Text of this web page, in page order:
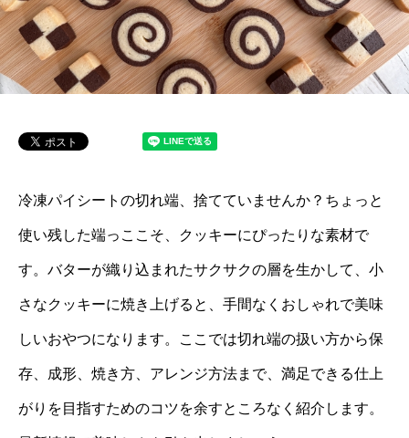
冷凍パイシートの切れ端、捨てていませんか？ちょっと
使い残した端っここそ、クッキーにぴったりな素材で
す。バターが織り込まれたサクサクの層を生かして、小
さなクッキーに焼き上げると、手間なくおしゃれで美味
しいおやつになります。ここでは切れ端の扱い方から保
存、成形、焼き方、アレンジ方法まで、満足できる仕上
がりを目指すためのコツを余すところなく紹介します。